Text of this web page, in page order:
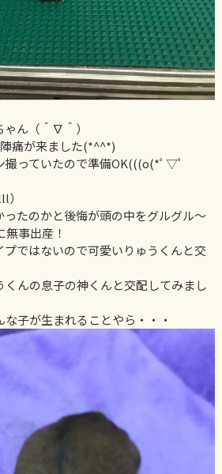
ん（＾∇＾）
痛が来ました(*^^*)
撮っていたので準備OK(((o(*ﾟ▽ﾟ
たのかと後悔が頭の中をグルグル〜
事出産！
プではないので可愛いりゅうくんと交
くんの息子の神くんと交配してみまし
子が生まれることやら・・・